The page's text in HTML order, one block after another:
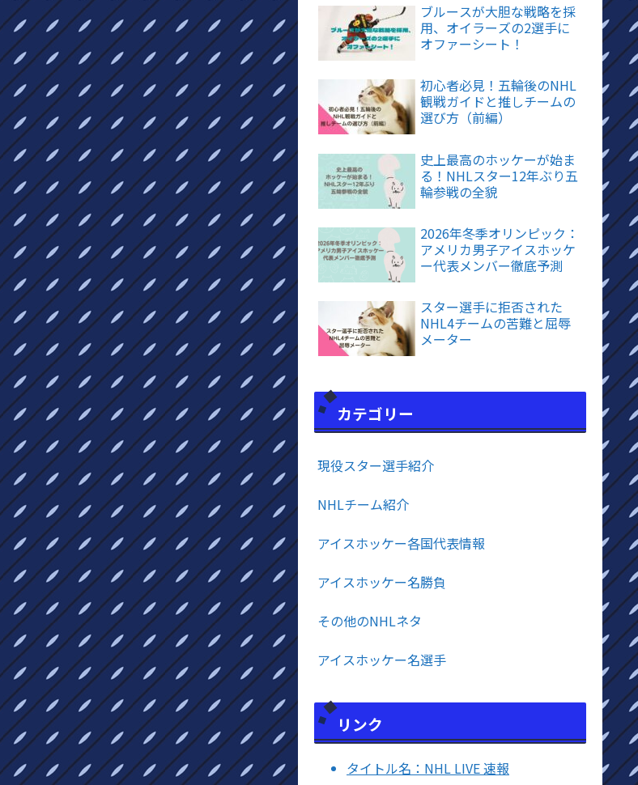
ブルースが大胆な戦略を採
用、オイラーズの2選手に
オファーシート！
初心者必見！五輪後のNHL
観戦ガイドと推しチームの
選び方（前編）
史上最高のホッケーが始ま
る！NHLスター12年ぶり五
輪参戦の全貌
2026年冬季オリンピック：
アメリカ男子アイスホッケ
ー代表メンバー徹底予測
スター選手に拒否された
NHL4チームの苦難と屈辱
メーター
カテゴリー
現役スター選手紹介
NHLチーム紹介
アイスホッケー各国代表情報
アイスホッケー名勝負
その他のNHLネタ
アイスホッケー名選手
リンク
タイトル名：NHL LIVE 速報